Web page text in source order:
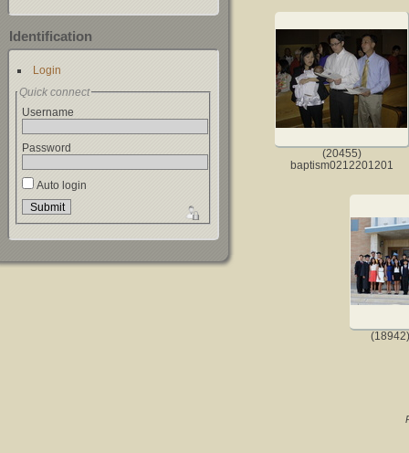
Identification
Login
Quick connect
Username
Password
Auto login
(20455)
baptism0212201201